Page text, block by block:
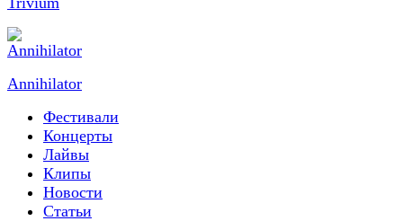
Annihilator
Фестивали
Концерты
Лайвы
Клипы
Новости
Статьи